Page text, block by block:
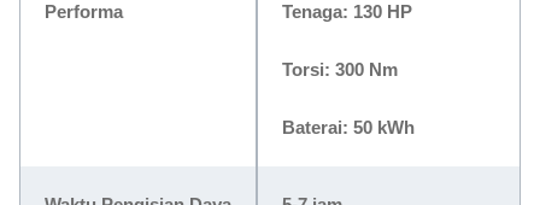
Performa Tenaga: 130 HP
Torsi: 300 Nm
Baterai: 50 kWh